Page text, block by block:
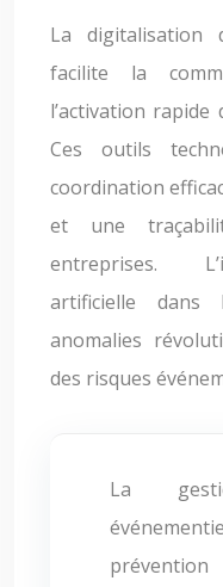
La digitalisation
facilite la
l’activation rapide
Ces outils
coordination
et une
entreprises.
artificielle dans
anomalies
des risques
La